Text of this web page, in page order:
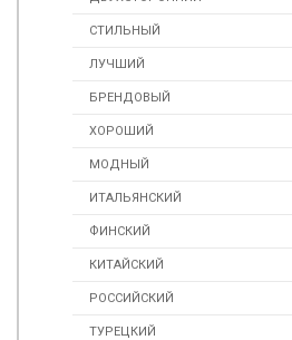
СТИЛЬНЫЙ
ЛУЧШИЙ
БРЕНДОВЫЙ
ХОРОШИЙ
МОДНЫЙ
ИТАЛЬЯНСКИЙ
ФИНСКИЙ
КИТАЙСКИЙ
РОССИЙСКИЙ
ТУРЕЦКИЙ